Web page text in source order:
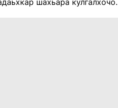
шахьара кулгалхочо.